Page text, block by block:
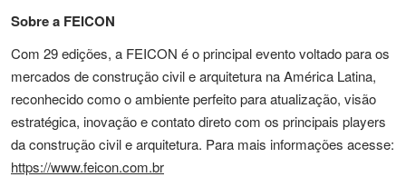
Sobre a FEICON
Com 29 edições, a FEICON é o principal evento voltado para os
mercados de construção civil e arquitetura na América Latina,
reconhecido como o ambiente perfeito para atualização, visão
estratégica, inovação e contato direto com os principais players
da construção civil e arquitetura. Para mais informações acesse:
https://www.feicon.com.br